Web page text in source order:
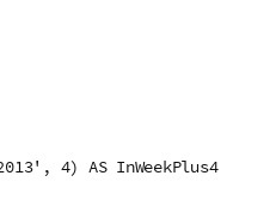
4) AS InWeekPlus4